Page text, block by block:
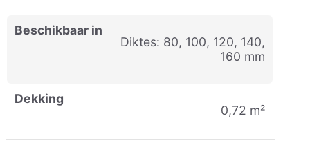
Beschikbaar in
Diktes: 80, 100, 120, 140,
160 mm
Dekking
0,72 m²